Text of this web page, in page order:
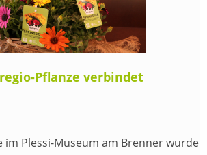
Pflanze verbindet
im Plessi-Museum am Brenner wurde